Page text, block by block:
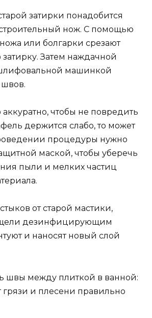
затирки понадобится
нож. С помощью
или болгарки срезают
Затем наждачной
машинкой
аккуратно, чтобы не повредить
держится слабо, то может
процедуры нужно
маской, чтобы уберечь
пыли и мелких частиц
от старой мастики,
дезинфицирующим
и наносят новый слой